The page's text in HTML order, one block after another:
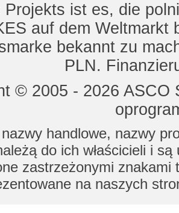
Projekts ist es, die
auf dem Weltmarkt
bekannt zu
PLN.
© 2005 - 2026
handlowe, nazwy
do ich właścicieli i
zastrzeżonymi znakami
na naszych